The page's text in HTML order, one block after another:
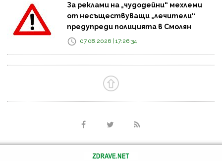
За реклами на „чудодейни“ мехлеми
от несъществуващи „лечители“
предупреди полицията в Смолян
07.08.2026 | 17:26:34